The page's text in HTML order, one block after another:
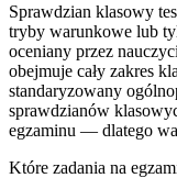
Sprawdzian klasowy
tryby warunkowe lub
oceniany przez
obejmuje cały zakres
standaryzowany
sprawdzianów
egzaminu — dlatego
Które zadania na